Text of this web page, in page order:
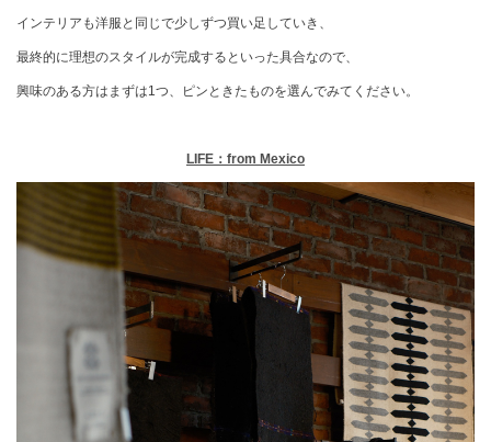
インテリアも洋服と同じで少しずつ買い足していき、
最終的に理想のスタイルが完成するといった具合なので、
興味のある方はまずは1つ、ピンときたものを選んでみてください。
LIFE：from Mexico